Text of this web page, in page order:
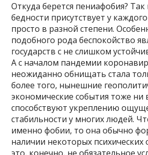
Откуда берется пениафобия? Так
бедности присутствует у
просто в разной степени.
подобного рода беспокойство
государств с не слишком
А с началом пандемии
неожиданно обнищать стала
более того, нынешние
экономические события тоже ни
способствуют укреплению
стабильности у многих людей.
именно фобии, то она обычно
наличии некоторых психических